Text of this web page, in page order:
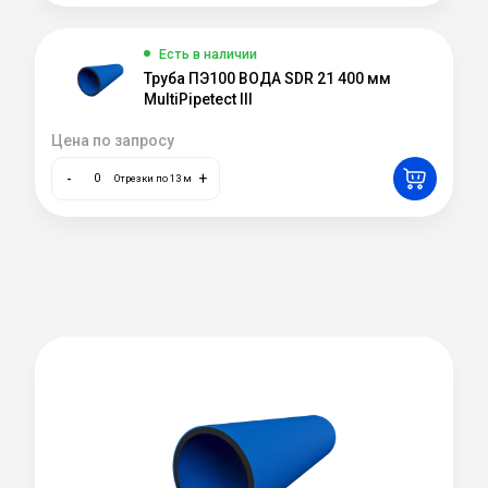
Есть в наличии
Труба ПЭ100 ВОДА SDR 21 400 мм
MultiPipetect III
Цена по запросу
- Отрезки по 13 м +